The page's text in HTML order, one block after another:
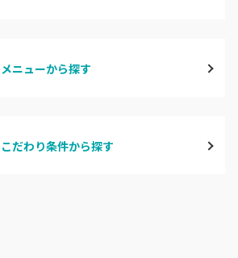
ニューから探す
だわり条件から探す